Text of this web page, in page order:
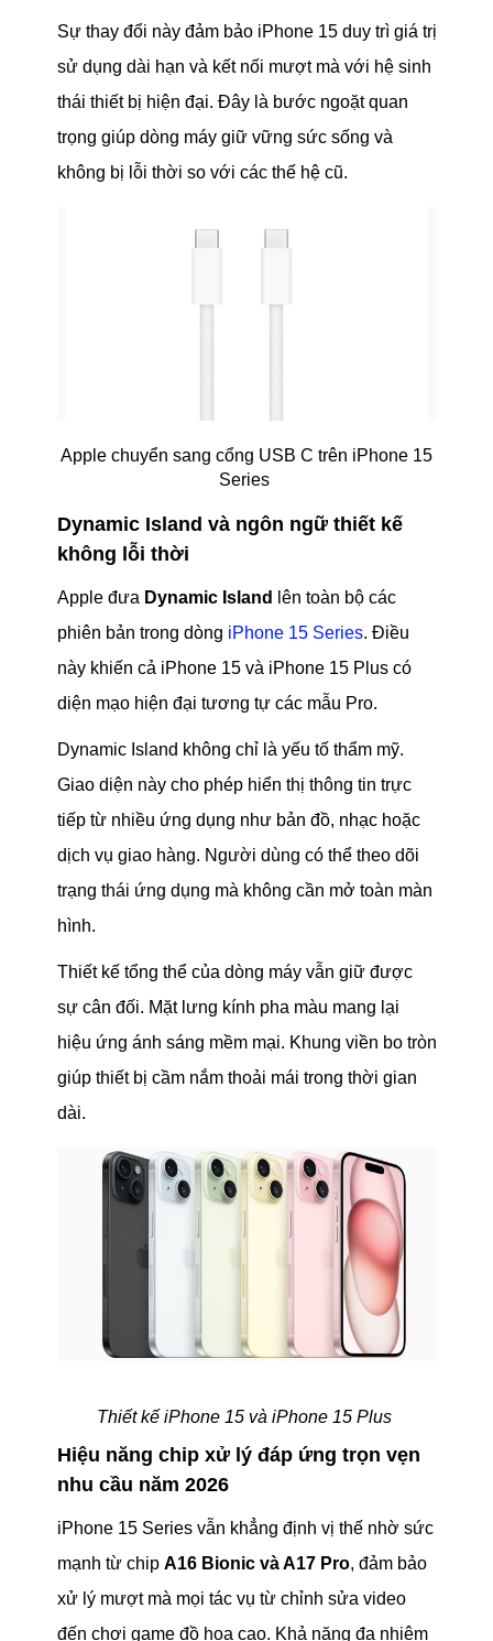
Sự thay đổi này đảm bảo iPhone 15 duy trì giá trị
sử dụng dài hạn và kết nối mượt mà với hệ sinh
thái thiết bị hiện đại. Đây là bước ngoặt quan
trọng giúp dòng máy giữ vững sức sống và
không bị lỗi thời so với các thế hệ cũ.
Apple chuyển sang cổng USB C trên iPhone 15
Series
Dynamic Island và ngôn ngữ thiết kế
không lỗi thời
Apple đưa Dynamic Island
lên toàn bộ các
phiên bản trong dòng iPhone 15 Series. Điều
này khiến cả iPhone 15 và iPhone 15 Plus có
diện mạo hiện đại tương tự các mẫu Pro.
Dynamic Island không chỉ là yếu tố thẩm mỹ.
Giao diện này cho phép hiển thị thông tin trực
tiếp từ nhiều ứng dụng như bản đồ, nhạc hoặc
dịch vụ giao hàng. Người dùng có thể theo dõi
trạng thái ứng dụng mà không cần mở toàn màn
hình.
Thiết kế tổng thể của dòng máy vẫn giữ được
sự cân đối. Mặt lưng kính pha màu mang lại
hiệu ứng ánh sáng mềm mại. Khung viền bo tròn
giúp thiết bị cầm nắm thoải mái trong thời gian
dài.
Thiết kế iPhone 15 và iPhone 15 Plus
Hiệu năng chip xử lý đáp ứng trọn vẹn
nhu cầu năm 2026
iPhone 15 Series vẫn khẳng định vị thế nhờ sức
mạnh từ chip A16 Bionic và A17 Pro, đảm bảo
xử lý mượt mà mọi tác vụ từ chỉnh sửa video
đến chơi game đồ họa cao. Khả năng đa nhiệm